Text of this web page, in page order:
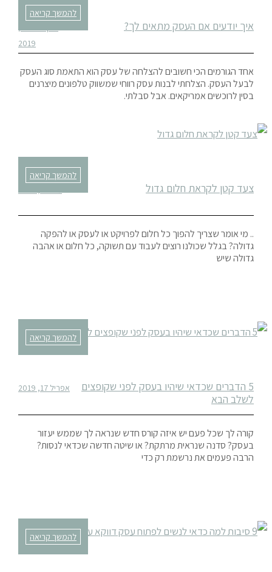
להמשך קריאה
איך יודעים אם העסק מתאים לך?
2019
אחד הגורמים הכי חשובים להצלחה של עסק הוא התאמת סוג העסק
לבעל העסק. הצלחתי לבנות עסק רווחי שמשווק טלפונים מיצרנים
בסין לרוכשים אמריקאים. אבל סבלתי.
להמשך קריאה
צעד קטן לקראת חלום גדול
.. מי אומר שצריך להפוך כל חלום לפרויקט או לעסק או להפקה
גדולה? בגלל שכולנו רוצים לעבוד עם תשוקה, כל חלום או אהבה
גדולה שיש
להמשך קריאה
5 הדברים שכדאי שיהיו בעסק לפני שקופצים
לשלב הבא
אפריל 17, 2019
קורה לך שכל פעם יש איזה קורס חדש שנראה לך שממש יעזור
בעסק? סדנה שנראית מרתקת? או שיטה חדשה שכדאי לנסות?
הרבה פעמים את נרשמת רק כדי
להמשך קריאה